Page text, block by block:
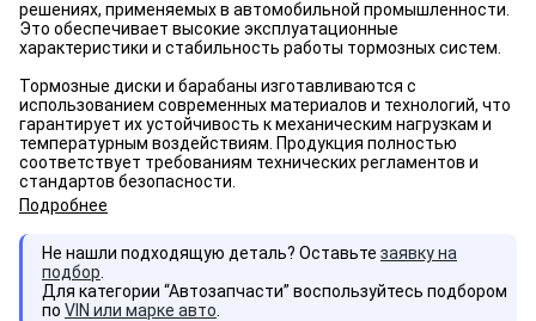
решениях, применяемых в автомобильной промышленности.
Это обеспечивает высокие эксплуатационные
характеристики и стабильность работы тормозных систем.
Тормозные диски и барабаны изготавливаются с
использованием современных материалов и технологий, что
гарантирует их устойчивость к механическим нагрузкам и
температурным воздействиям. Продукция полностью
соответствует требованиям технических регламентов и
стандартов безопасности.
Подробнее
Не нашли подходящую деталь? Оставьте заявку на
подбор
Для категории “Автозапчасти” воспользуйтесь подбором
по VIN или марке авто